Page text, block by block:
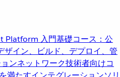
Platform 入門基礎コース：公
イン、ビルド、デプロイ、管
ンネットワーク技術者向けコ